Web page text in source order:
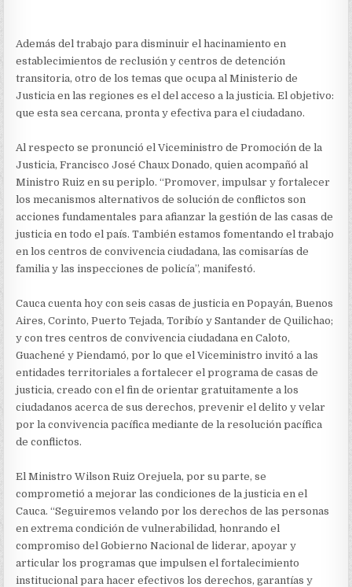
Además del trabajo para disminuir el hacinamiento en
establecimientos de reclusión y centros de detención
transitoria, otro de los temas que ocupa al Ministerio de
Justicia en las regiones es el del acceso a la justicia. El objetivo:
que esta sea cercana, pronta y efectiva para el ciudadano.
Al respecto se pronunció el Viceministro de Promoción de la
Justicia, Francisco José Chaux Donado, quien acompañó al
Ministro Ruiz en su periplo. “Promover, impulsar y fortalecer
los mecanismos alternativos de solución de conflictos son
acciones fundamentales para afianzar la gestión de las casas de
justicia en todo el país. También estamos fomentando el trabajo
en los centros de convivencia ciudadana, las comisarías de
familia y las inspecciones de policía”, manifestó.
Cauca cuenta hoy con seis casas de justicia en Popayán, Buenos
Aires, Corinto, Puerto Tejada, Toribío y Santander de Quilichao;
y con tres centros de convivencia ciudadana en Caloto,
Guachené y Piendamó, por lo que el Viceministro invitó a las
entidades territoriales a fortalecer el programa de casas de
justicia, creado con el fin de orientar gratuitamente a los
ciudadanos acerca de sus derechos, prevenir el delito y velar
por la convivencia pacífica mediante de la resolución pacífica
de conflictos.
El Ministro Wilson Ruiz Orejuela, por su parte, se
comprometió a mejorar las condiciones de la justicia en el
Cauca. “Seguiremos velando por los derechos de las personas
en extrema condición de vulnerabilidad, honrando el
compromiso del Gobierno Nacional de liderar, apoyar y
articular los programas que impulsen el fortalecimiento
institucional para hacer efectivos los derechos, garantías y